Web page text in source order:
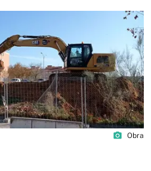
photo_camera Obra